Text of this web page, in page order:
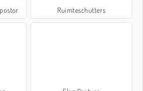
Ruimteschutters